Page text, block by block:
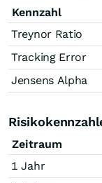
Kennzahl
Treynor Ratio
Tracking Error
Jensens Alpha
Zeitraum
1 Jahr